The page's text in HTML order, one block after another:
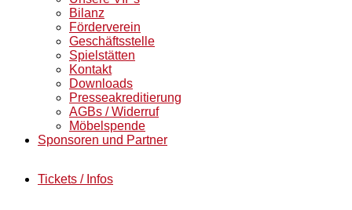
Bilanz
Förderverein
Geschäftsstelle
Spielstätten
Kontakt
Downloads
Presseakreditierung
AGBs / Widerruf
Möbelspende
Sponsoren und Partner
Tickets / Infos